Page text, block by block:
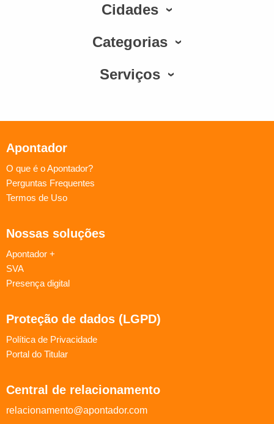
Cidades
Categorias
Serviços
Apontador
O que é o Apontador?
Perguntas Frequentes
Termos de Uso
Nossas soluções
Apontador +
SVA
Presença digital
Proteção de dados (LGPD)
Política de Privacidade
Portal do Titular
Central de relacionamento
relacionamento@apontador.com